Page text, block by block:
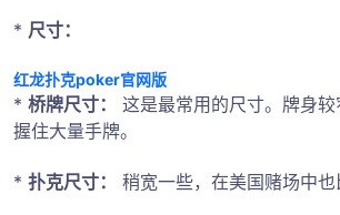
* 尺寸：
红龙扑克poker官网版
* 桥牌尺寸：
这是最常用的尺寸。牌身
握住大量手牌。
* 扑克尺寸： 稍宽一些，在美国赌场中也